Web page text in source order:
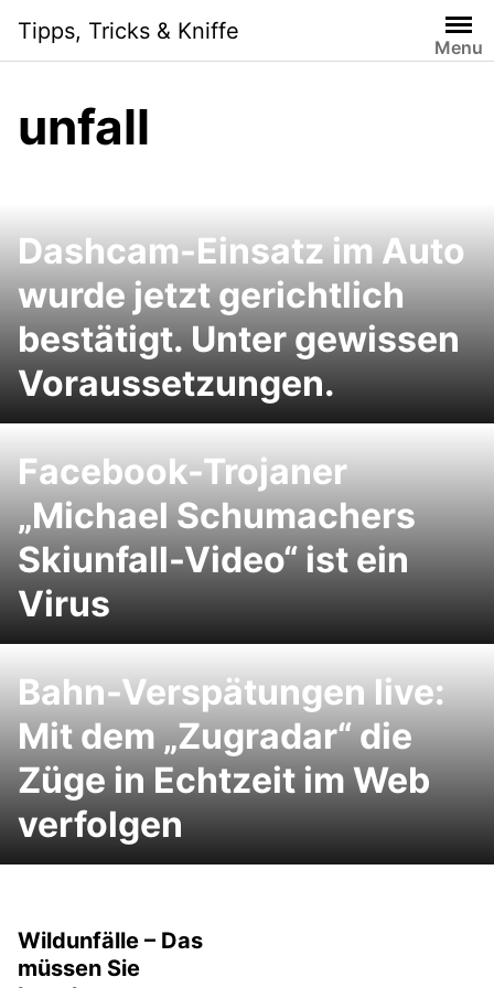
content
Tipps, Tricks & Kniffe
Menu
unfall
Dashcam-Einsatz im Auto
wurde jetzt gerichtlich
bestätigt. Unter gewissen
Voraussetzungen.
Facebook-Trojaner
„Michael Schumachers
Skiunfall-Video“ ist ein
Virus
Bahn-Verspätungen live:
Mit dem „Zugradar“ die
Züge in Echtzeit im Web
verfolgen
Wildunfälle – Das
müssen Sie